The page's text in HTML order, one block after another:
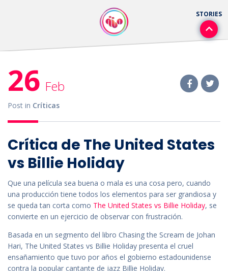
26 Feb
Post in Críticas
Crítica de The United States
vs Billie Holiday
Que una película sea buena o mala es una cosa pero, cuando
una producción tiene todos los elementos para ser grandiosa y
se queda tan corta como The United States vs Billie Holiday, se
convierte en un ejercicio de observar con frustración.
Basada en un segmento del libro Chasing the Scream de Johan
Hari, The United States vs Billie Holiday presenta el cruel
ensañamiento que tuvo por años el gobierno estadounidense
contra la popular cantante de jazz Billie Holiday.